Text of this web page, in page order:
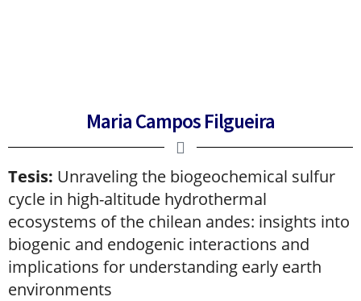
Maria Campos Filgueira
Tesis: Unraveling the biogeochemical sulfur
cycle in high-altitude hydrothermal
ecosystems of the chilean andes: insights into
biogenic and endogenic interactions and
implications for understanding early earth
environments